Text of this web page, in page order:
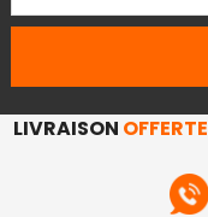
LIVRAISON OFFERTE